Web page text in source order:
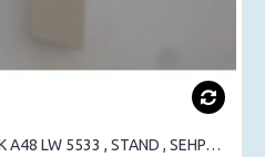
BEKO B48 LW 5533 , ARCELIK A48 LW 5533 , STAND , SEHPA , MASA AYAK